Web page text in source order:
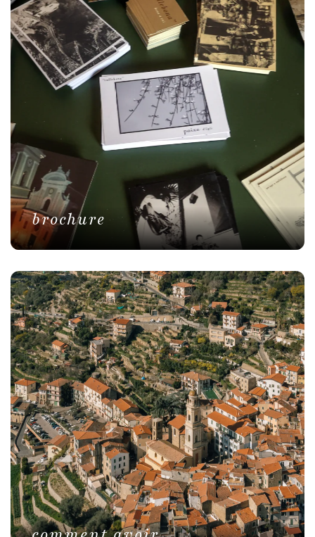
brochure